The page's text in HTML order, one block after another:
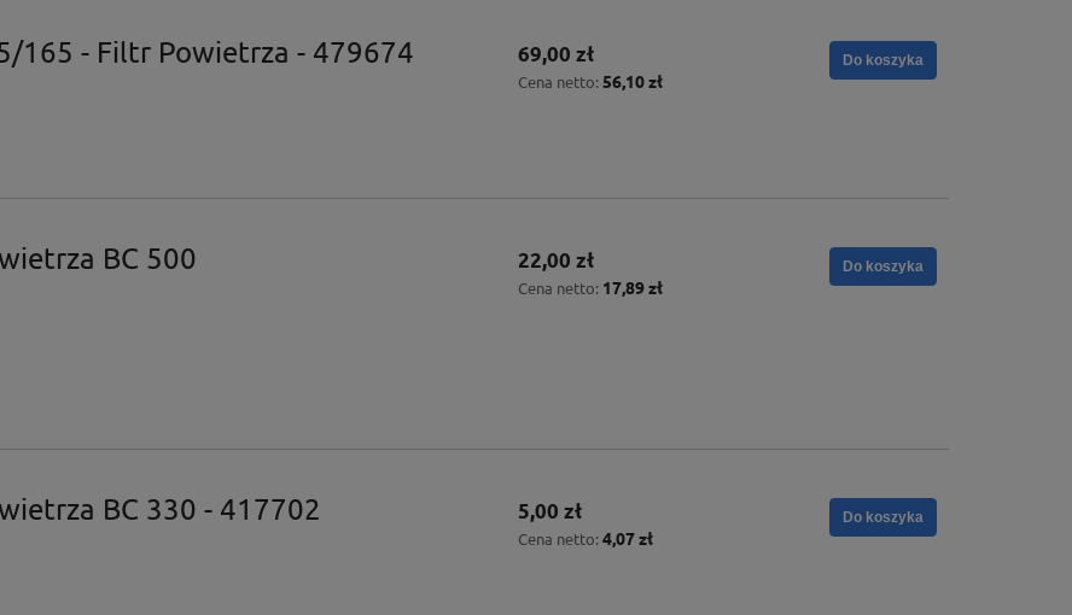
165 - Filtr Powietrza - 479674 69,00 zł
Cena netto: 56,10 zł
Do koszyka
BC 500 22,00 zł
Cena netto: 17,89 zł
Do koszyka
BC 330 - 417702 5,00 zł
Cena netto: 4,07 zł
Do koszyka